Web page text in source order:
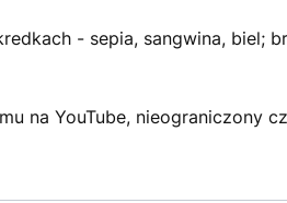
- sepia, sangwina, biel;
na YouTube, nieograniczony